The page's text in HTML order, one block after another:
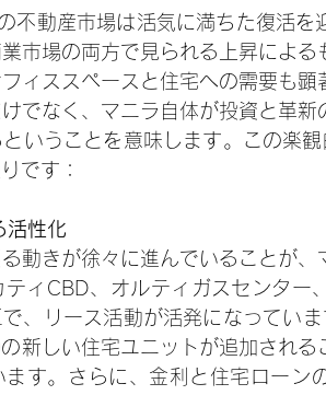
不動産市場は活気に満ちた復活を
市場の両方で見られる上昇によ
ィススペースと住宅への需要も
でなく、マニラ自体が投資と革新
いうことを意味します。この楽
です：
活性化
動きが徐々に進んでいることが
ィCBD、オルティガスセンター
、リース活動が活発になってい
新しい住宅ユニットが追加される
す。さらに、金利と住宅ローン